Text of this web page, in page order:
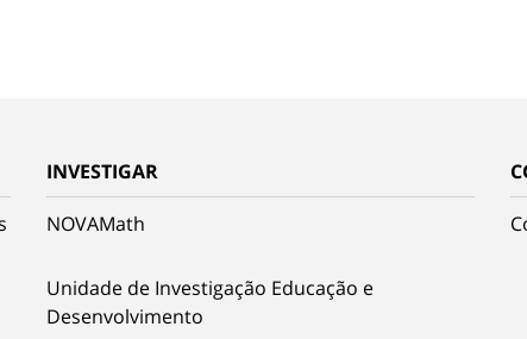
INVESTIGAR
NOVAMath
Unidade de Investigação Educação e
Desenvolvimento